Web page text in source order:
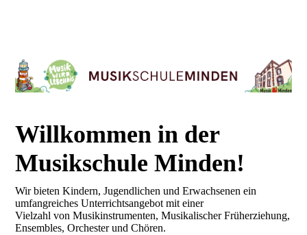
Willkommen in der
Musikschule Minden!
Wir bieten Kindern, Jugendlichen und Erwachsenen ein
umfangreiches Unterrichtsangebot mit einer
Vielzahl von Musikinstrumenten, Musikalischer Früherziehung,
Ensembles, Orchester und Chören.